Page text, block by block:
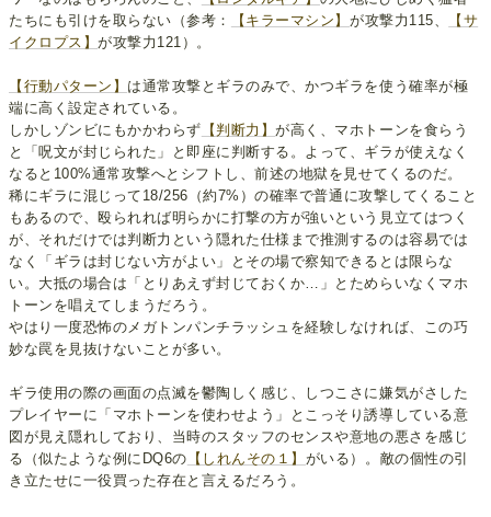
たちにも引けを取らない（参考：
【キラーマシン】 が攻撃力115、
【サ
イクロプス】が攻撃力121）。
【行動パターン】 は通常攻撃とギラのみで、かつギラを使う確率が極
端に高く設定されている。
しかしゾンビにもかかわらず 【判断力】が高く、マホトーンを食らう
と「呪文が封じられた」と即座に判断する。よって、ギラが使えなく
なると100%通常攻撃へとシフトし、前述の地獄を見せてくるのだ。
稀にギラに混じって18/256（約7%）の確率で普通に攻撃してくること
もあるので、殴られれば明らかに打撃の方が強いという見立てはつく
が、それだけでは判断力という隠れた仕様まで推測するのは容易では
なく「ギラは封じない方がよい」とその場で察知できるとは限らな
い。大抵の場合は「とりあえず封じておくか…」とためらいなくマホ
トーンを唱えてしまうだろう。
やはり一度恐怖のメガトンパンチラッシュを経験しなければ、この巧
妙な罠を見抜けないことが多い。
ギラ使用の際の画面の点滅を鬱陶しく感じ、しつこさに嫌気がさした
プレイヤーに「マホトーンを使わせよう」とこっそり誘導している意
図が見え隠れしており、当時のスタッフのセンスや意地の悪さを感じ
る（似たような例にDQ6の 【しれんその１】 がいる）。敵の個性の引
き立たせに一役買った存在と言えるだろう。